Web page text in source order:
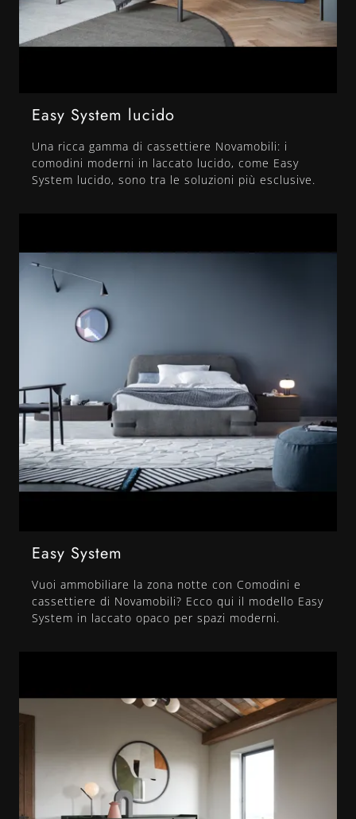
Easy System lucido
Una ricca gamma di cassettiere Novamobili: i
comodini moderni in laccato lucido, come Easy
System lucido, sono tra le soluzioni più esclusive.
Easy System
Vuoi ammobiliare la zona notte con Comodini e
cassettiere di Novamobili? Ecco qui il modello Easy
System in laccato opaco per spazi moderni.